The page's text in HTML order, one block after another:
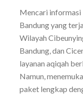
Mencari informasi
Bandung yang
Wilayah
Bandung, dan
layanan aqiqah
Namun,
paket lengkap